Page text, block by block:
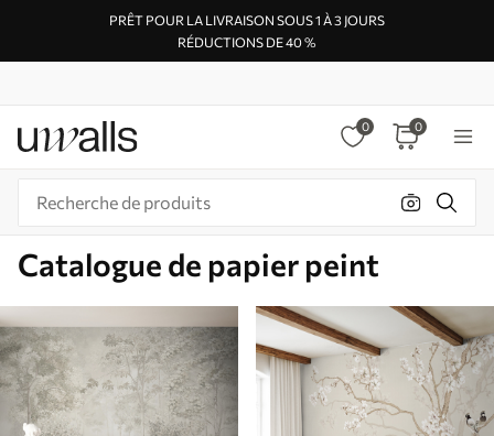
PRÊT POUR LA LIVRAISON SOUS 1 À 3 JOURS
RÉDUCTIONS DE 40 %
0 0
Catalogue de papier peint